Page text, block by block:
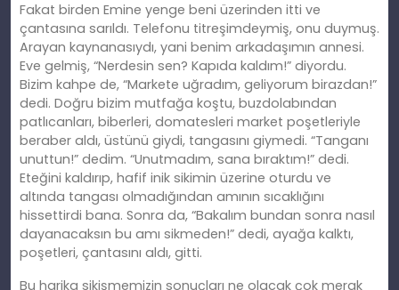
Fakat birden Emine yenge beni üzerinden itti ve
çantasına sarıldı. Telefonu titreşimdeymiş, onu duymuş.
Arayan kaynanasıydı, yani benim arkadaşımın annesi.
Eve gelmiş, “Nerdesin sen? Kapıda kaldım!” diyordu.
Bizim kahpe de, “Markete uğradım, geliyorum birazdan!”
dedi. Doğru bizim mutfağa koştu, buzdolabından
patlıcanları, biberleri, domatesleri market poşetleriyle
beraber aldı, üstünü giydi, tangasını giymedi. “Tanganı
unuttun!” dedim. “Unutmadım, sana bıraktım!” dedi.
Eteğini kaldırıp, hafif inik sikimin üzerine oturdu ve
altında tangası olmadığından amının sıcaklığını
hissettirdi bana. Sonra da, “Bakalım bundan sonra nasıl
dayanacaksın bu amı sikmeden!” dedi, ayağa kalktı,
poşetleri, çantasını aldı, gitti.
Bu harika sikişmemizin sonuçları ne olacak çok merak